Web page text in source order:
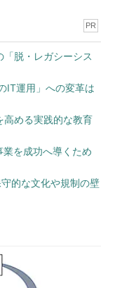
PR
「脱・レガシーシス
IT運用」への変革は
高める実践的な教育
を成功へ導くため
的な文化や規制の壁